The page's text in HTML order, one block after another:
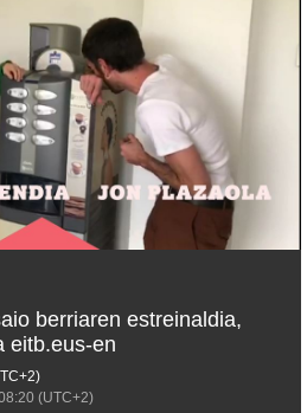
berriaren estreinaldia,
eitb.eus-en
(UTC+2)